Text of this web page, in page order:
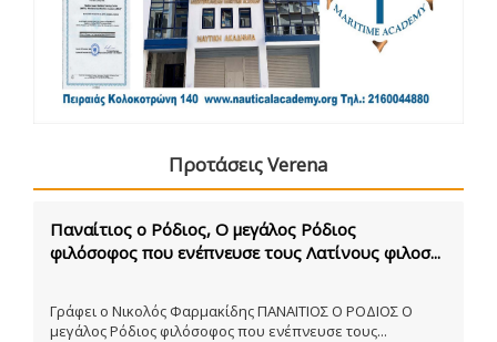
Προτάσεις Verena
Παναίτιος ο Ρόδιος, Ο μεγάλος Ρόδιος
φιλόσοφος που ενέπνευσε τους Λατίνους φιλοσ...
Γράφει ο Νικολός Φαρμακίδης ΠΑΝΑΙΤΙΟΣ Ο ΡΟΔΙΟΣ Ο
μεγάλος Ρόδιος φιλόσοφος που ενέπνευσε τους...